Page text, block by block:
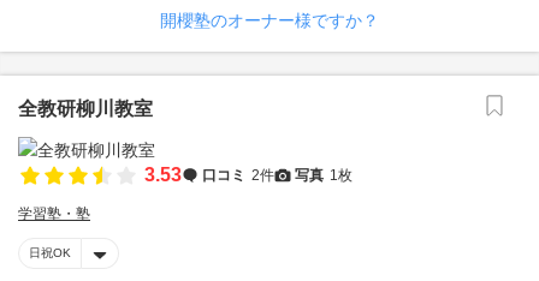
開櫻塾のオーナー様ですか？
全教研柳川教室
3.53 口コミ 2件 写真 1枚
学習塾・塾
日祝OK